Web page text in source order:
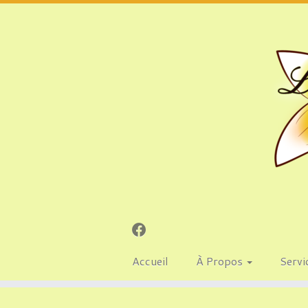
Accueil À Propos